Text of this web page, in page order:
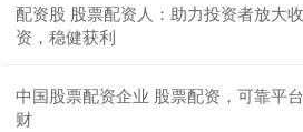
配资股 股票配资人：助力投资者放大
资，稳健获利
中国股票配资企业 股票配资，可靠平
财